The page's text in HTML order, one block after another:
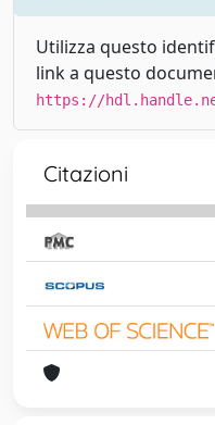
Utilizza questo
link a questo
https://
Citazioni